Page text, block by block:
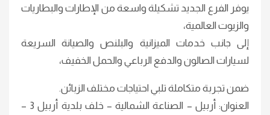
يوفر الفرع الجديد تشكيلة واسعة من الإطارات والبطاريات
والزيوت العالمية،
إلى جانب خدمات الميزانية والبلنص والصيانة السريعة
لسيارات الصالون والدفع الرباعي والحمل الخفيف،
ضمن تجربة متكاملة تلبي احتياجات مختلف الزبائن.
العنوان: أربيل – الصناعة الشمالية – خلف بلدية أربيل 3 –